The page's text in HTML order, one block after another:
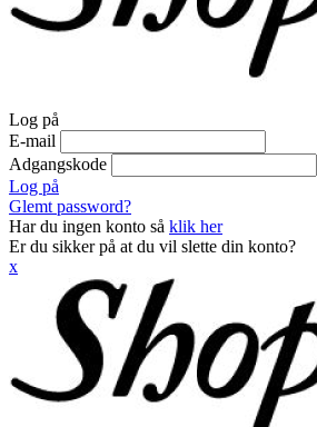
Log på
E-mail
Adgangskode
Log på
Glemt password?
Har du ingen konto så klik her
Er du sikker på at du vil slette din konto?
x